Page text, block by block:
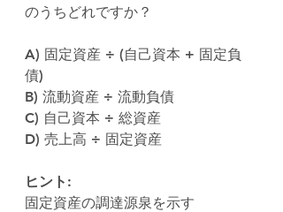
のうちどれですか？
A) 固定資産 ÷ (自己資本 + 固定負
債)
B) 流動資産 ÷ 流動負債
C) 自己資本 ÷ 総資産
D) 売上高 ÷ 固定資産
ヒント:
固定資産の調達源泉を示す